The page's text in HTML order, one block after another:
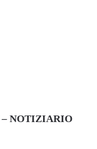
– NOTIZIARIO